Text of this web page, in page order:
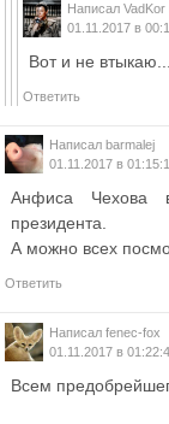
Написал VadKor
01.11.2017 в
Вот и не втыкаю...
Ответить
Написал barmalej
01.11.2017 в
Анфиса Чехова
президента.
А можно всех
Ответить
Написал fenec-fox
01.11.2017 в
Всем